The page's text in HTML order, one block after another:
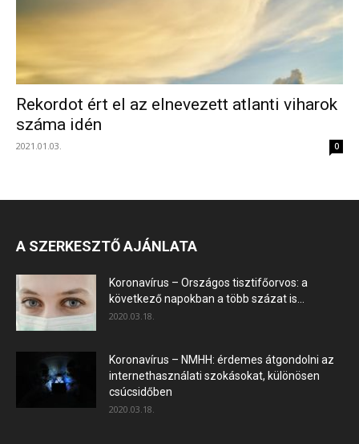
Rekordot ért el az elnevezett atlanti viharok
száma idén
2021.01.03. 0
A SZERKESZTŐ AJÁNLATA
Koronavírus – Országos tisztifőorvos: a
következő napokban a több százat is...
2020.03.18.
Koronavírus – NMHH: érdemes átgondolni az
internethasználati szokásokat, különösen
csúcsidőben
2020.03.18.